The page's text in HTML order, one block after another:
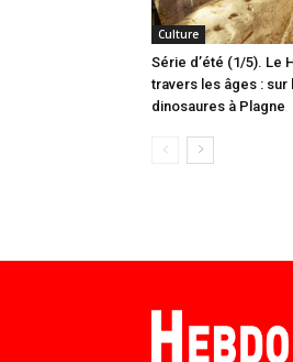
Culture
Série d’été (1/5). Le
travers les âges :
dinosaures à Plagne